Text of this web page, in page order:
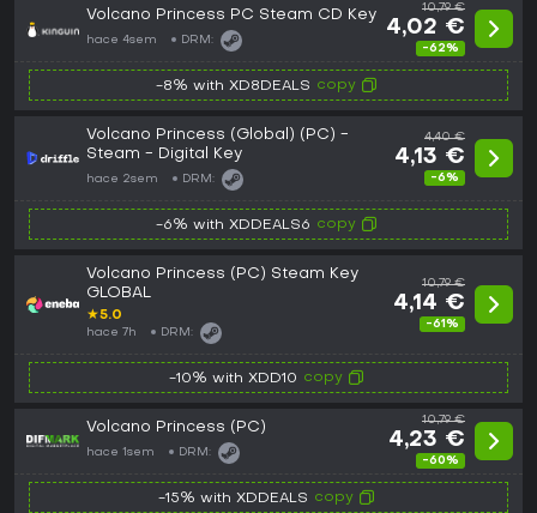
Volcano Princess PC Steam CD Key
hace 4sem DRM:
10,79 €
4,02 €
-62%
-8% with XD8DEALS copy
Volcano Princess (Global) (PC) -
Steam - Digital Key
hace 2sem DRM:
4,40 €
4,13 €
-6%
-6% with XDDEALS6 copy
Volcano Princess (PC) Steam Key
GLOBAL
★5.0
hace 7h DRM:
10,79 €
4,14 €
-61%
-10% with XDD10 copy
Volcano Princess (PC)
hace 1sem DRM:
10,79 €
4,23 €
-60%
-15% with XDDEALS copy